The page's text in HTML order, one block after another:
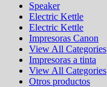
Speaker
Electric Kettle
Electric Kettle
Impresoras Canon
View All Categories
Impresoras a tinta
View All Categories
Otros productos